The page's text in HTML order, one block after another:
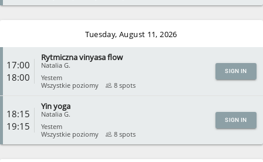
CLOSE
Tuesday, August 11, 2026
17:00
18:00
Rytmiczna vinyasa flow
Natalia G.
Yestem
Wszystkie poziomy
8 spots
SIGN IN
18:15
19:15
Yin yoga
Natalia G.
Yestem
Wszystkie poziomy
8 spots
SIGN IN
CLOSE